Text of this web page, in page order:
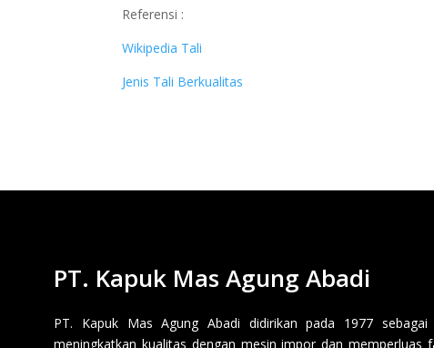
Referensi :
Wikipedia Tali
Jenis Tali Berkualitas
PT. Kapuk Mas Agung Abadi
PT. Kapuk Mas Agung Abadi didirikan pada 1977
meningkatkan kualitas dengan mesin impor dan memperluas